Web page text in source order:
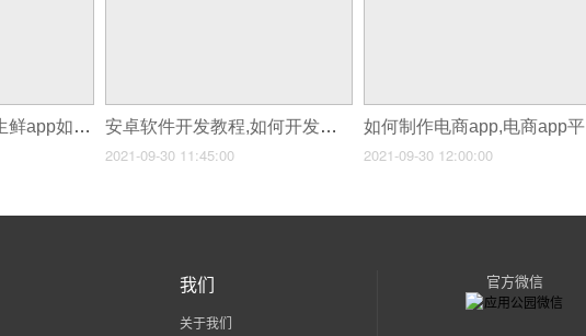
如何制作生鲜假底,生鲜app如何开发 安卓软件开发教程,如何开发安卓应用?
2021-09-30 11:45:00 2021-09-30 12:00:00
我们
关于我们
官方微信